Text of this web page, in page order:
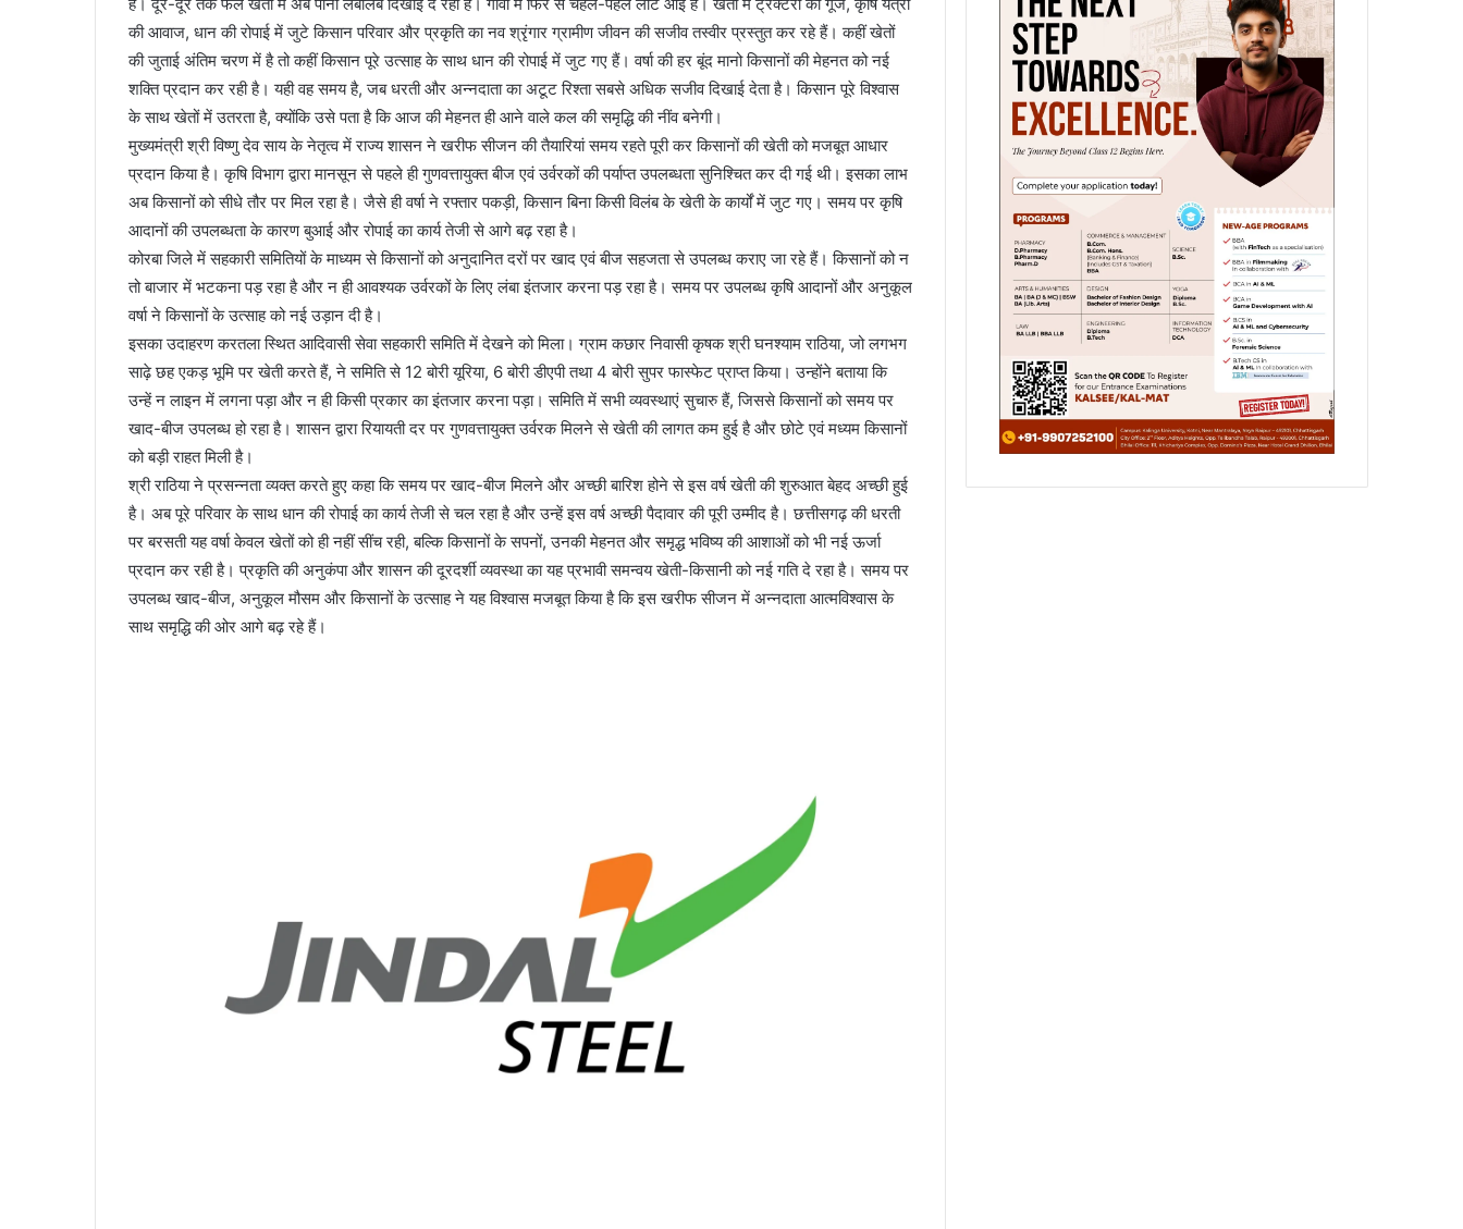
की आवाज, धान की रोपाई में जुटे किसान परिवार और प्रकृति का नव श्रृंगार ग्रामीण जीवन की सजीव तस्वीर प्रस्तुत कर रहे हैं। कहीं खेतों
की जुताई अंतिम चरण में है तो कहीं किसान पूरे उत्साह के साथ धान की रोपाई में जुट गए हैं। वर्षा की हर बूंद मानो किसानों की मेहनत को नई
शक्ति प्रदान कर रही है। यही वह समय है, जब धरती और अन्नदाता का अटूट रिश्ता सबसे अधिक सजीव दिखाई देता है। किसान पूरे विश्वास
के साथ खेतों में उतरता है, क्योंकि उसे पता है कि आज की मेहनत ही आने वाले कल की समृद्धि की नींव बनेगी।
मुख्यमंत्री श्री विष्णु देव साय के नेतृत्व में राज्य शासन ने खरीफ सीजन की तैयारियां समय रहते पूरी कर किसानों की खेती को मजबूत आधार
प्रदान किया है। कृषि विभाग द्वारा मानसून से पहले ही गुणवत्तायुक्त बीज एवं उर्वरकों की पर्याप्त उपलब्धता सुनिश्चित कर दी गई थी। इसका लाभ
अब किसानों को सीधे तौर पर मिल रहा है। जैसे ही वर्षा ने रफ्तार पकड़ी, किसान बिना किसी विलंब के खेती के कार्यों में जुट गए। समय पर कृषि
आदानों की उपलब्धता के कारण बुआई और रोपाई का कार्य तेजी से आगे बढ़ रहा है।
कोरबा जिले में सहकारी समितियों के माध्यम से किसानों को अनुदानित दरों पर खाद एवं बीज सहजता से उपलब्ध कराए जा रहे हैं। किसानों को न
तो बाजार में भटकना पड़ रहा है और न ही आवश्यक उर्वरकों के लिए लंबा इंतजार करना पड़ रहा है। समय पर उपलब्ध कृषि आदानों और अनुकूल
वर्षा ने किसानों के उत्साह को नई उड़ान दी है।
इसका उदाहरण करतला स्थित आदिवासी सेवा सहकारी समिति में देखने को मिला। ग्राम कछार निवासी कृषक श्री घनश्याम राठिया, जो लगभग
साढ़े छह एकड़ भूमि पर खेती करते हैं, ने समिति से 12 बोरी यूरिया, 6 बोरी डीएपी तथा 4 बोरी सुपर फास्फेट प्राप्त किया। उन्होंने बताया कि
उन्हें न लाइन में लगना पड़ा और न ही किसी प्रकार का इंतजार करना पड़ा। समिति में सभी व्यवस्थाएं सुचारु हैं, जिससे किसानों को समय पर
खाद-बीज उपलब्ध हो रहा है। शासन द्वारा रियायती दर पर गुणवत्तायुक्त उर्वरक मिलने से खेती की लागत कम हुई है और छोटे एवं मध्यम किसानों
को बड़ी राहत मिली है।
श्री राठिया ने प्रसन्नता व्यक्त करते हुए कहा कि समय पर खाद-बीज मिलने और अच्छी बारिश होने से इस वर्ष खेती की शुरुआत बेहद अच्छी हुई
है। अब पूरे परिवार के साथ धान की रोपाई का कार्य तेजी से चल रहा है और उन्हें इस वर्ष अच्छी पैदावार की पूरी उम्मीद है। छत्तीसगढ़ की धरती
पर बरसती यह वर्षा केवल खेतों को ही नहीं सींच रही, बल्कि किसानों के सपनों, उनकी मेहनत और समृद्ध भविष्य की आशाओं को भी नई ऊर्जा
प्रदान कर रही है। प्रकृति की अनुकंपा और शासन की दूरदर्शी व्यवस्था का यह प्रभावी समन्वय खेती-किसानी को नई गति दे रहा है। समय पर
उपलब्ध खाद-बीज, अनुकूल मौसम और किसानों के उत्साह ने यह विश्वास मजबूत किया है कि इस खरीफ सीजन में अन्नदाता आत्मविश्वास के
साथ समृद्धि की ओर आगे बढ़ रहे हैं।